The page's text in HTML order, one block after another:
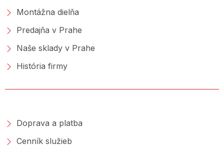
Montážna dielňa
Predajňa v Prahe
Naše sklady v Prahe
História firmy
Doprava a platba
Cenník služieb